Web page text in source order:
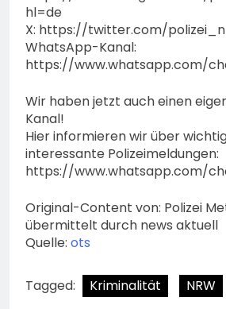
hl=de
X: https://twitter.com/
WhatsApp-Kanal:
https://www.whatsapp.com/
Wir haben jetzt auch einen
Kanal!
Hier informieren wir über
interessante Polizeimeldungen:
https://www.whatsapp.com/
Original-Content von: Polizei
übermittelt durch news aktuell
Quelle: ots
Tagged: Kriminalität NRW